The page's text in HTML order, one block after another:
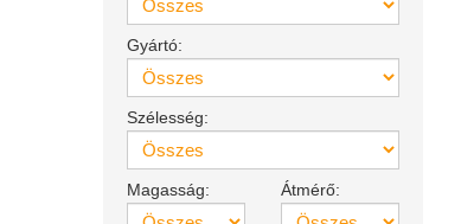
Gyártó:
Szélesség:
Magasság: Átmérő: